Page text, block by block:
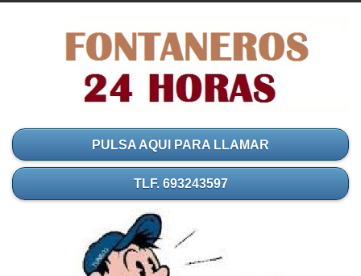
PULSA AQUI PARA LLAMAR
TLF. 693243597